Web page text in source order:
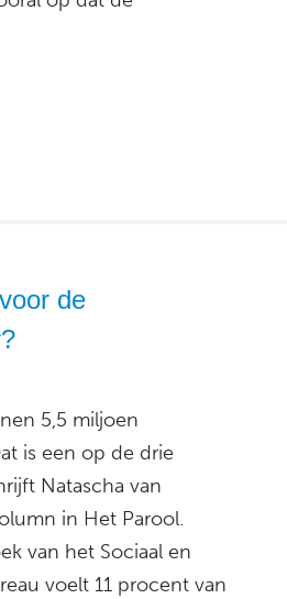
de
5,5 miljoen
is een op de drie
Natascha van
in Het Parool.
van het Sociaal en
voelt 11 procent van